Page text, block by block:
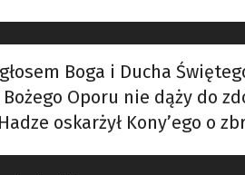
Boga i Ducha
Oporu nie dąży do
oskarżył Kony’ego o